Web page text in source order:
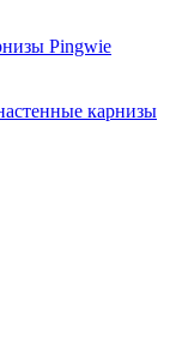
Pingwie
карнизы